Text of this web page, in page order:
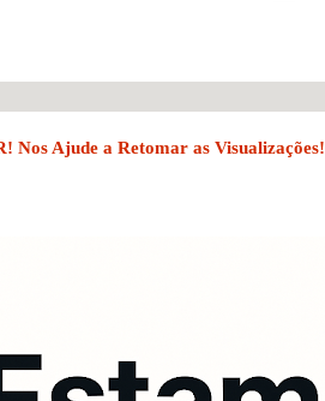
Nos Ajude a Retomar as Visualizações!